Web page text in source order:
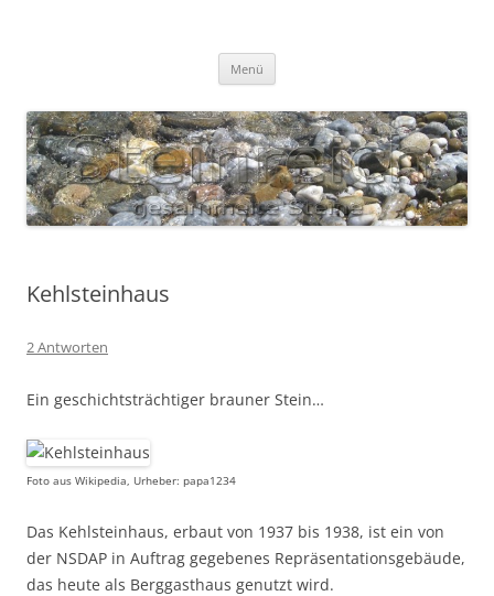
Menü
Kehlsteinhaus
2 Antworten
Ein geschichtsträchtiger brauner Stein…
Foto aus Wikipedia, Urheber: papa1234
Das Kehlsteinhaus, erbaut von 1937 bis 1938, ist ein von
der NSDAP in Auftrag gegebenes Repräsentationsgebäude,
das heute als Berggasthaus genutzt wird.